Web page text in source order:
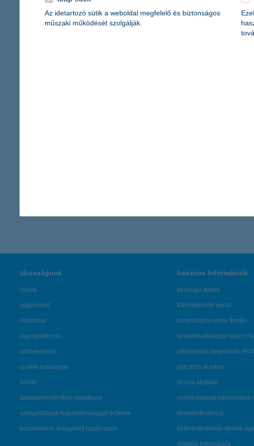
saját tőke (IFRS konszolidált, nem auditált):
mérlegfőösszeg (IFRS konszolidált, nem auditált):2570 milliárd forint
adózás utáni eredmény (IFRS konszolidált, nem auditált):
7,1 milliárd
társaságunk
rólunk
cégcsoport
kapcsolat
jogi nyilatkozat
adatvédelem
cookie szabályzat
karrier
akadálymentesítési nyilatkozat
szolgáltatások fogyatékossággal élőknek
közzétételek, felügyeleti határozatok
hasznos információk
pénzügyi tippek
K&H fejlesztői portál
biztonságos online fizetés
fenntarthatósággal
pénzmosás megelőzés,
díjfizetési kisokos
deviza átutalás
címletváltással kapcsolatos
direktbiztosítások
befektetővédelmi termék
öröklési információk
Az idetartozó sütik a weboldal megfelelő és biztonságos
műszaki működését szolgálják.